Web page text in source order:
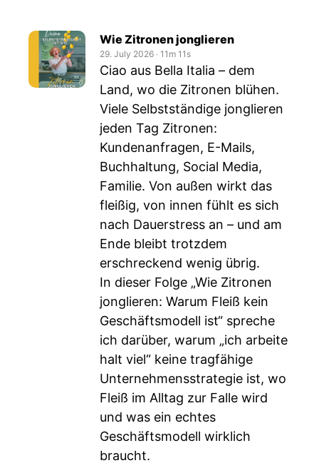
Wie Zitronen jonglieren
29. July 2026 ‧ 11m 11s
Ciao aus Bella Italia – dem
Land, wo die Zitronen blühen.
Viele Selbstständige jonglieren
jeden Tag Zitronen:
Kundenanfragen, E-Mails,
Buchhaltung, Social Media,
Familie. Von außen wirkt das
fleißig, von innen fühlt es sich
nach Dauerstress an – und am
Ende bleibt trotzdem
erschreckend wenig übrig.
In dieser Folge „Wie Zitronen
jonglieren: Warum Fleiß kein
Geschäftsmodell ist“ spreche
ich darüber, warum „ich arbeite
halt viel“ keine tragfähige
Unternehmensstrategie ist, wo
Fleiß im Alltag zur Falle wird
und was ein echtes
Geschäftsmodell wirklich
braucht.